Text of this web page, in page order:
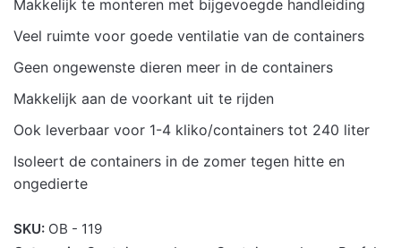
Makkelijk te monteren met bijgevoegde handleiding
Veel ruimte voor goede ventilatie van de containers
Geen ongewenste dieren meer in de containers
Makkelijk aan de voorkant uit te rijden
Ook leverbaar voor 1-4 kliko/containers tot 240 liter
Isoleert de containers in de zomer tegen hitte en
ongedierte
SKU: OB - 119